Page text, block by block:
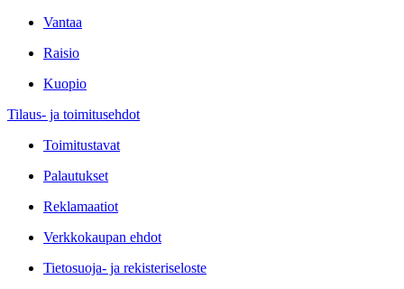
Vantaa
Raisio
Kuopio
Tilaus- ja toimitusehdot
Toimitustavat
Palautukset
Reklamaatiot
Verkkokaupan ehdot
Tietosuoja- ja rekisteriseloste